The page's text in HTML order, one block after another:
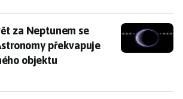
za Neptunem se vzepřel fyzice.
za Neptunem se
překvapuje
objektu